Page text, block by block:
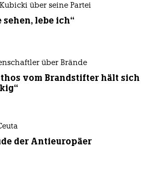
Kubicki über seine Partei
sehen, lebe ich“
über Brände
vom Brandstifter hält sich
der Antieuropäer